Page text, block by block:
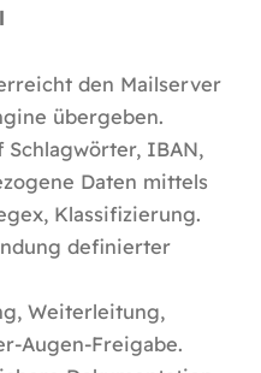
den Mailserver
übergeben.
Schlagwörter, IBAN,
Daten mittels
Klassifizierung.
definierter
Weiterleitung,
Augen-Freigabe.